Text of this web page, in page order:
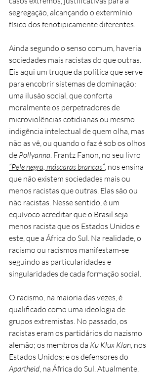
segregação, alcançando o extermínio
físico dos fenotipicamente diferentes.
Ainda segundo o senso comum, haveria
sociedades mais racistas do que outras.
Eis aqui um truque da política que serve
para encobrir sistemas de dominação:
uma ilusão social, que conforta
moralmente os perpetradores de
microviolências cotidianas ou mesmo
indigência intelectual de quem olha, mas
não as vê, ou quando o faz é sob os olhos
de Pollyanna. Frantz Fanon, no seu livro
“Pele negra, máscaras brancas”, nos ensina
que não existem sociedades mais ou
menos racistas que outras. Elas são ou
não racistas. Nesse sentido, é um
equívoco acreditar que o Brasil seja
menos racista que os Estados Unidos e
este, que a África do Sul. Na realidade, o
racismo ou racismos manifestam-se
seguindo as particularidades e
singularidades de cada formação social.
O racismo, na maioria das vezes, é
qualificado como uma ideologia de
grupos extremistas. No passado, os
racistas eram os partidários do nazismo
alemão; os membros da Ku Klux Klan, nos
Estados Unidos; e os defensores do
Apartheid, na África do Sul. Atualmente,